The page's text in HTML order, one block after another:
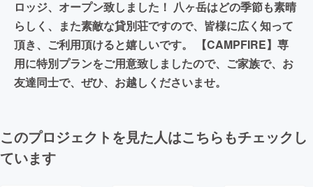
ロッジ、オープン致しました！ 八ヶ岳はどの季節も素晴
らしく、また素敵な貸別荘ですので、皆様に広く知って
頂き、ご利用頂けると嬉しいです。 【CAMPFIRE】専
用に特別プランをご用意致しましたので、ご家族で、お
友達同士で、ぜひ、お越しくださいませ。
このプロジェクトを見た人はこちらもチェックし
ています